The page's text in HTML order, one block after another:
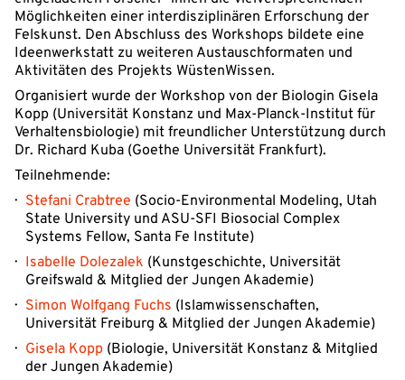
Möglichkeiten einer interdisziplinären Erforschung der
Felskunst. Den Abschluss des Workshops bildete eine
Ideenwerkstatt zu weiteren Austauschformaten und
Aktivitäten des Projekts WüstenWissen.
Organisiert wurde der Workshop von der Biologin Gisela
Kopp (Universität Konstanz und Max-Planck-Institut für
Verhaltensbiologie) mit freundlicher Unterstützung durch
Dr. Richard Kuba (Goethe Universität Frankfurt).
Teilnehmende:
Stefani Crabtree (Socio-Environmental Modeling, Utah
State University und ASU-SFI Biosocial Complex
Systems Fellow, Santa Fe Institute)
Isabelle Dolezalek (Kunstgeschichte, Universität
Greifswald & Mitglied der Jungen Akademie)
Simon Wolfgang Fuchs (Islamwissenschaften,
Universität Freiburg & Mitglied der Jungen Akademie)
Gisela Kopp (Biologie, Universität Konstanz & Mitglied
der Jungen Akademie)